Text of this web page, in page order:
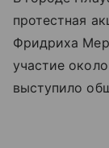
протестная
Фридриха
участие
выступило